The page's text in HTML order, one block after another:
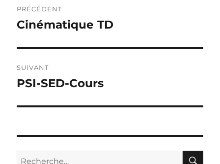
de
PRÉCÉDENT
Publication
Cinématique TD
SUIVANT
Publication
PSI-SED-Cours
Recherche